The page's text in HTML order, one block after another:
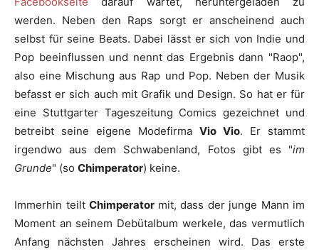
werden. Neben den Raps sorgt er anscheinend auch
selbst für seine Beats. Dabei lässt er sich von Indie und
Pop beeinflussen und nennt das Ergebnis dann "Raop",
also eine Mischung aus Rap und Pop. Neben der Musik
befasst er sich auch mit Grafik und Design. So hat er für
eine Stuttgarter Tageszeitung Comics gezeichnet und
betreibt seine eigene Modefirma Vio Vio. Er stammt
irgendwo aus dem Schwabenland, Fotos gibt es "im
Grunde" (so Chimperator) keine.
Immerhin teilt Chimperator mit, dass der junge Mann im
Moment an seinem Debütalbum werkele, das vermutlich
Anfang nächsten Jahres erscheinen wird. Das erste